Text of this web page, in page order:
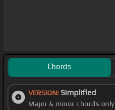
Chords
VERSION: Simplified
Major & minor chords only